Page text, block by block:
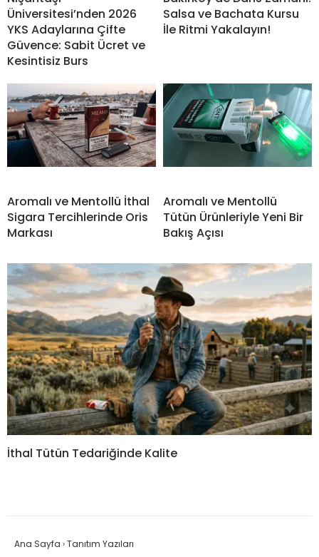
Üniversitesi’nden 2026
YKS Adaylarına Çifte
Güvence: Sabit Ücret ve
Kesintisiz Burs
Salsa ve Bachata Kursu
İle Ritmi Yakalayın!
Aromalı ve Mentollü İthal
Sigara Tercihlerinde Oris
Markası
Aromalı ve Mentollü
Tütün Ürünleriyle Yeni Bir
Bakış Açısı
İthal Tütün Tedariğinde Kalite
Ana Sayfa ›Tanıtım Yazıları